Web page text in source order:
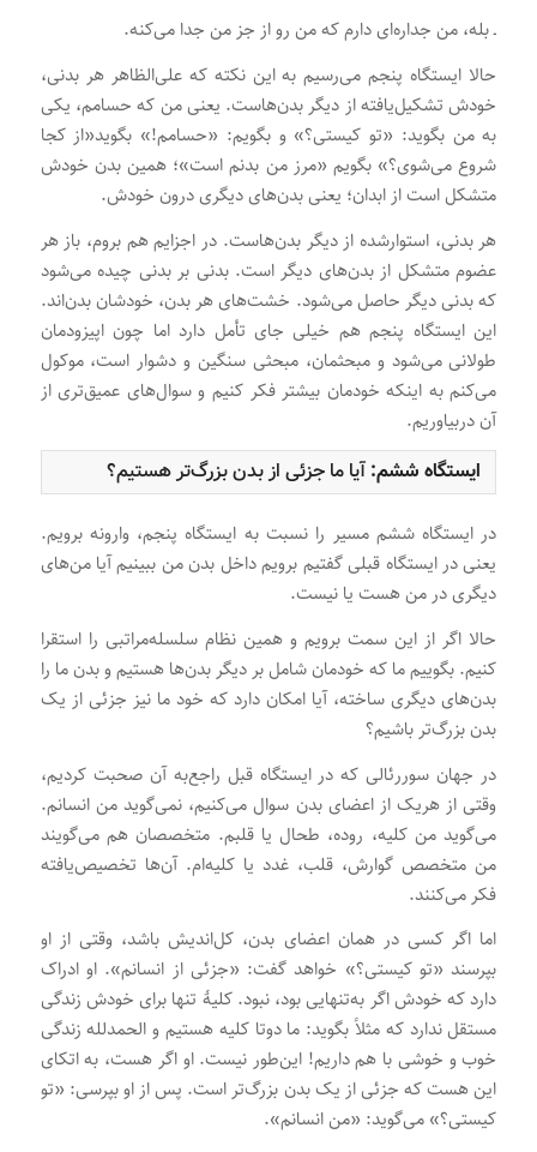
ـ بله، من جداره‌ای دارم که من رو از جز من جدا می‌کنه.
حالا ایستگاه پنجم می‌رسیم به این نکته که علی‌الظاهر هر بدنی،
خودش تشکیل‌یافته از دیگر بدن‌هاست. یعنی من که حسامم، یکی
به من بگوید: «تو کیستی؟» و بگویم: «حسامم!» بگوید«از کجا
شروع می‌شوی؟» بگویم «مرز من بدنم است»؛ همین بدن خودش
متشکل است از ابدان؛ یعنی بدن‌های دیگری درون خودش.
هر بدنی، استوارشده از دیگر بدن‌هاست. در اجزایم هم بروم، باز هر
عضوم متشکل از بدن‌های دیگر است. بدنی بر بدنی چیده می‌شود
که بدنی دیگر حاصل می‌شود. خشت‌های هر بدن، خودشان بدن‌اند.
این ایستگاه پنجم هم خیلی جای تأمل دارد اما چون اپیزودمان
طولانی می‌شود و مبحثمان، مبحثی سنگین و دشوار است، موکول
می‌کنم به اینکه خودمان بیشتر فکر کنیم و سوال‌های عمیق‌تری از
آن دربیاوریم.
ایستگاه ششم: آیا ما جزئی از بدن بزرگ‌تر هستیم؟
در ایستگاه ششم مسیر را نسبت به ایستگاه پنجم، وارونه برویم.
یعنی در ایستگاه قبلی گفتیم برویم داخل بدن من ببینیم آیا من‌های
دیگری در من هست یا نیست.
حالا اگر از این سمت برویم و همین نظام سلسله‌مراتبی را استقرا
کنیم. بگوییم ما که خودمان شامل بر دیگر بدن‌ها هستیم و بدن ما را
بدن‌های دیگری ساخته، آیا امکان دارد که خود ما نیز جزئی از یک
بدن بزرگ‌تر باشیم؟
در جهان سوررئالی که در ایستگاه قبل راجع‌به آن صحبت کردیم،
وقتی از هریک از اعضای بدن سوال می‌کنیم، نمی‌گوید من انسانم.
می‌گوید من کلیه، روده، طحال یا قلبم. متخصصان هم می‌گویند
من متخصص گوارش، قلب، غدد یا کلیه‌ام. آن‌ها تخصیص‌یافته
فکر می‌کنند.
اما اگر کسی در همان اعضای بدن، کل‌اندیش باشد، وقتی از او
بپرسند «تو کیستی؟» خواهد گفت: «جزئی از انسانم». او ادراک
دارد که خودش اگر به‌تنهایی بود، نبود. کلیۀ تنها برای خودش زندگی
مستقل ندارد که مثلاً بگوید: ما دوتا کلیه هستیم و الحمدلله زندگی
خوب و خوشی با هم داریم! این‌طور نیست. او اگر هست، به اتکای
این هست که جزئی از یک بدن بزرگ‌تر است. پس از او بپرسی: «تو
کیستی؟» می‌گوید: «من انسانم».